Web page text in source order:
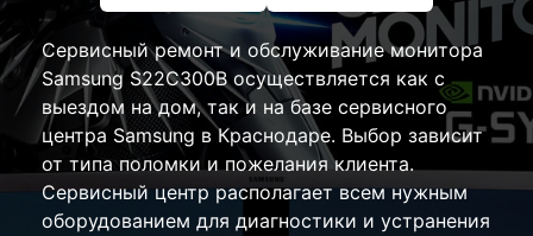
Сервисный ремонт и обслуживание монитора
Samsung S22C300B осуществляется как с
выездом на дом, так и на базе сервисного
центра Samsung в Краснодаре. Выбор зависит
от типа поломки и пожелания клиента.
Сервисный центр располагает всем нужным
оборудованием для диагностики и устранения